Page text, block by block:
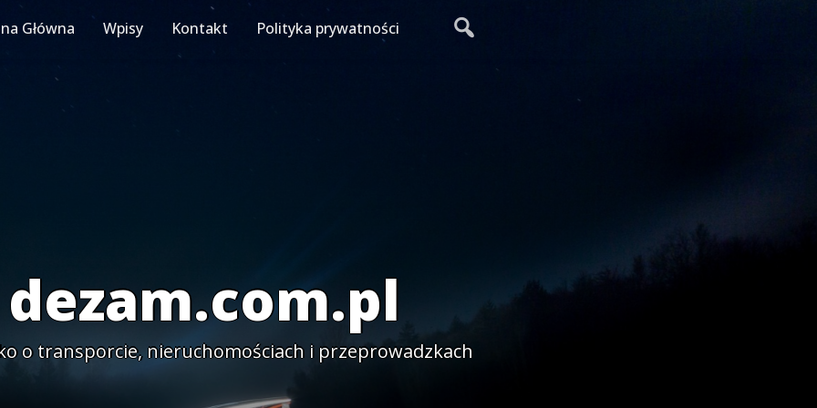
Główna Wpisy Kontakt Polityka prywatności
dezam.com.pl
o transporcie, nieruchomościach i przeprowadzkach